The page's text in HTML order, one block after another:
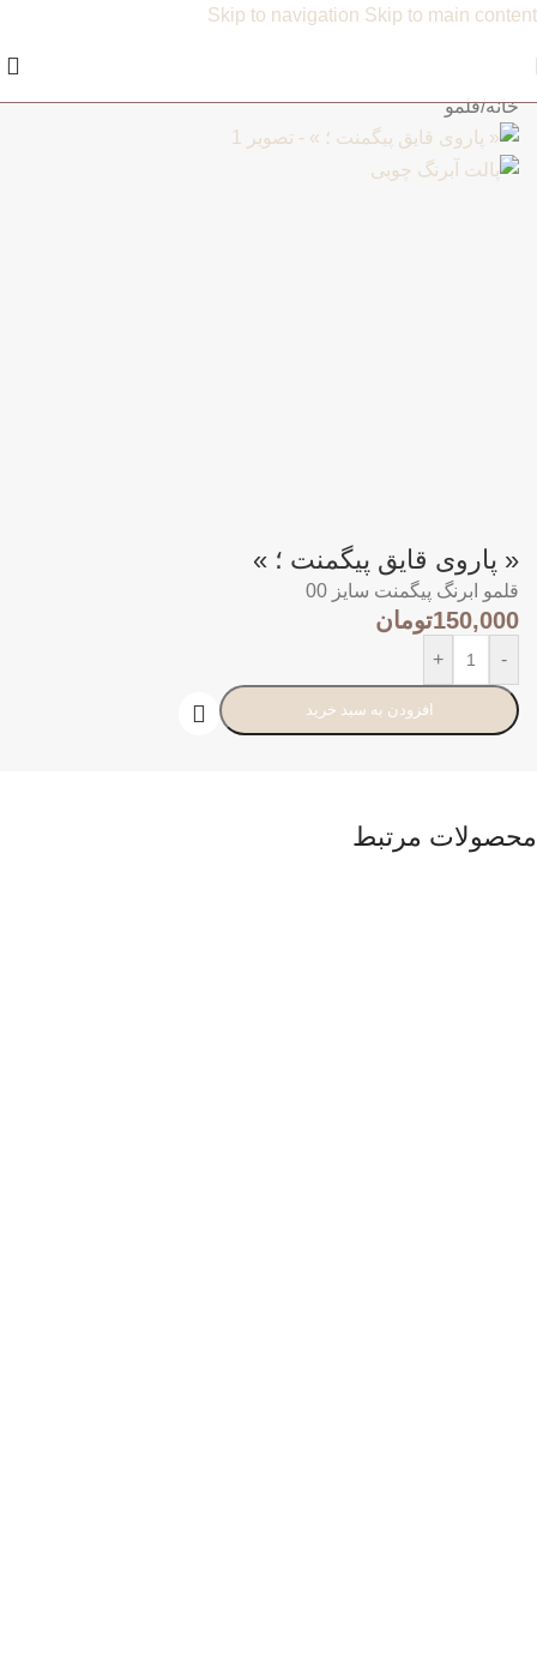
Skip to navigation Skip to main content
خانه/قلمو
« پاروی قایق پیگمنت ؛ »
قلمو ابرنگ پیگمنت سایز 00
150,000تومان
-
+
افزودن به سبد خرید
محصولات مرتبط